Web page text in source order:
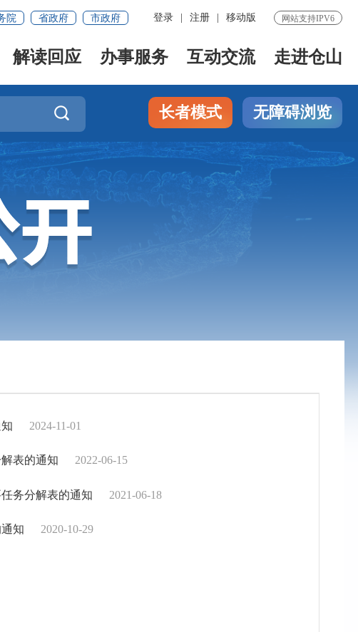
网站支持IPV6
登录 注册 移动版
院 省政府 市政府
解读回应 办事服务 互动交流 走进仓山
 长者模式 无障碍浏览
2024-11-01
表的通知 2022-06-15
务分解表的通知 2021-06-18
知 2020-10-29